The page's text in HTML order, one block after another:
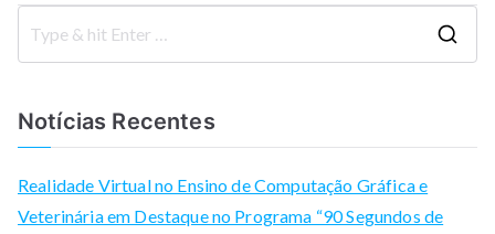
Notícias Recentes
Realidade Virtual no Ensino de Computação Gráfica e
Veterinária em Destaque no Programa “90 Segundos de